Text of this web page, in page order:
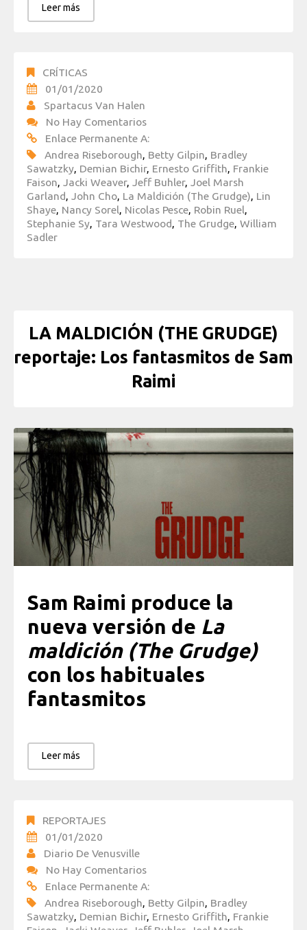
Leer más
CRÍTICAS
01/01/2020
Spartacus Van Halen
No Hay Comentarios
Enlace Permanente A:
Andrea Riseborough, Betty Gilpin, Bradley
Sawatzky, Demian Bichir, Ernesto Griffith, Frankie
Faison, Jacki Weaver, Jeff Buhler, Joel Marsh
Garland, John Cho, La Maldición (The Grudge), Lin
Shaye, Nancy Sorel, Nicolas Pesce, Robin Ruel,
Stephanie Sy, Tara Westwood, The Grudge, William
Sadler
LA MALDICIÓN (THE GRUDGE)
reportaje: Los fantasmitos de Sam
Raimi
Sam Raimi produce la
nueva versión de La
maldición (The Grudge)
con los habituales
fantasmitos
Leer más
REPORTAJES
01/01/2020
Diario De Venusville
No Hay Comentarios
Enlace Permanente A:
Andrea Riseborough, Betty Gilpin, Bradley
Sawatzky, Demian Bichir, Ernesto Griffith, Frankie